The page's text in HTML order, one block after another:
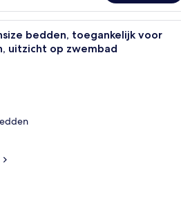
Een slaapkamer met een
bedden, toegankelijk voor
uitzicht op zwembad